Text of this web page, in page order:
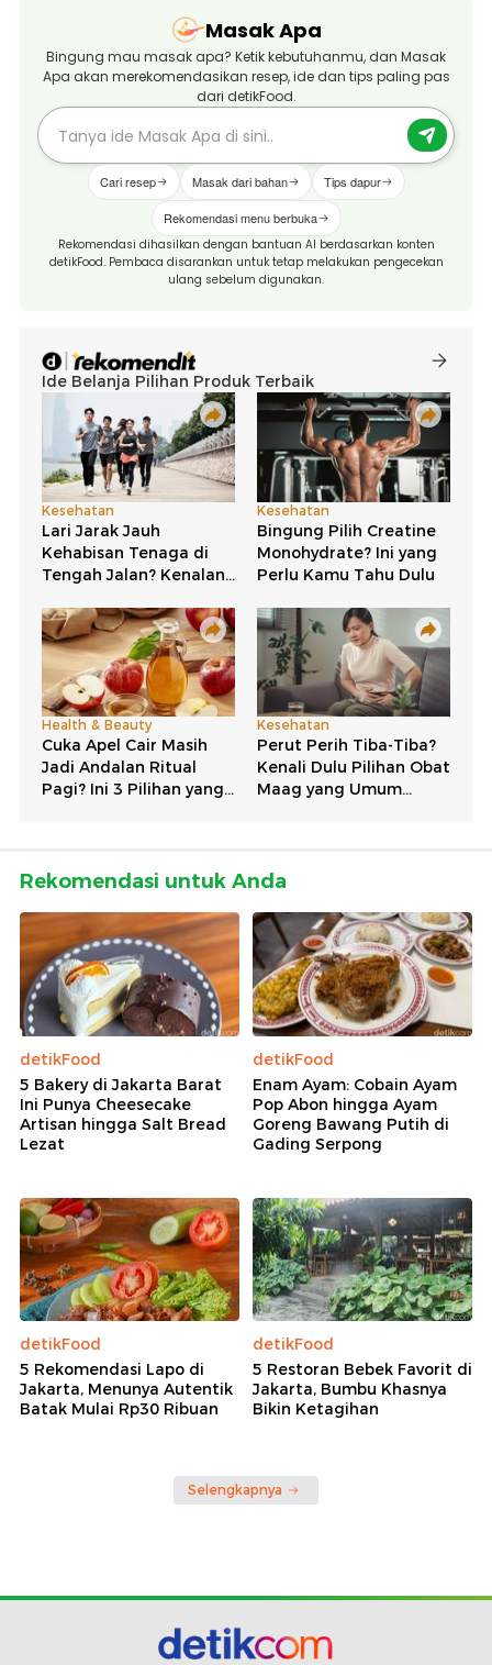
Masak Apa
Bingung mau masak apa? Ketik kebutuhanmu, dan Masak
Apa akan merekomendasikan resep, ide dan tips paling pas
dari detikFood.
Cari resep Masak dari bahan Tips dapur
Rekomendasi menu berbuka
Rekomendasi dihasilkan dengan bantuan AI berdasarkan konten
detikFood. Pembaca disarankan untuk tetap melakukan pengecekan
ulang sebelum digunakan.
Rekomendasi untuk Anda
detikFood
5 Bakery di Jakarta Barat
Ini Punya Cheesecake
Artisan hingga Salt Bread
Lezat
detikFood
Enam Ayam: Cobain Ayam
Pop Abon hingga Ayam
Goreng Bawang Putih di
Gading Serpong
detikFood
5 Rekomendasi Lapo di
Jakarta, Menunya Autentik
Batak Mulai Rp30 Ribuan
detikFood
5 Restoran Bebek Favorit di
Jakarta, Bumbu Khasnya
Bikin Ketagihan
Selengkapnya